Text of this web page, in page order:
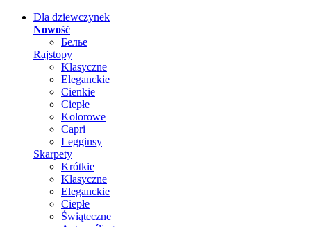
Dla dziewczynek
Nowość
Белье
Rajstopy
Klasyczne
Eleganckie
Cienkie
Ciepłe
Kolorowe
Capri
Legginsy
Skarpety
Krótkie
Klasyczne
Eleganckie
Ciepłe
Świąteczne